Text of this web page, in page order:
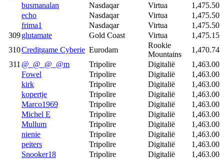
busmanalan
Nasdaqar Virtua
1,475.50
echo
Nasdaqar Virtua
1,475.50
frima1
Nasdaqar Virtua
1,475.50
309glutamate Gold Coast Virtua
1,475.15
310Creditgame Cyberie Eurodam
Rookie
Mountains
1,470.74
311 @_@_@_@m Tripolire Digitalië
1,463.00
Fowel
Tripolire Digitalië
1,463.00
kirk
Tripolire Digitalië
1,463.00
kopertje
Tripolire Digitalië
1,463.00
Marco1969
Tripolire Digitalië
1,463.00
Michel E
Tripolire Digitalië
1,463.00
Mullum
Tripolire Digitalië
1,463.00
nienie
Tripolire Digitalië
1,463.00
peiters
Tripolire Digitalië
1,463.00
Snooker18
Tripolire Digitalië
1,463.00